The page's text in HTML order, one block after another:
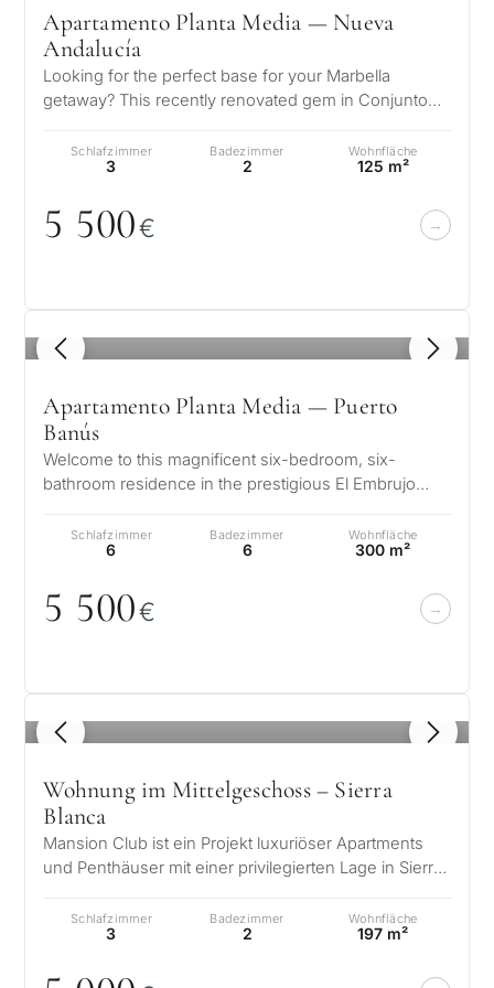
Apartamento Planta Media — Nueva
Andalucía
Looking for the perfect base for your Marbella
getaway? This recently renovated gem in Conjunto
Schlafzimmer
3
Badezimmer
2
Wohnfläche
125 m²
5 500€
1 / 8
Apartamento Planta Media — Puerto
Banús
Welcome to this magnificent six-bedroom, six-
bathroom residence in the prestigious El Embrujo
Schlafzimmer
6
Badezimmer
6
Wohnfläche
300 m²
5 500€
1 / 8
Wohnung im Mittelgeschoss – Sierra
Blanca
Mansion Club ist ein Projekt luxuriöser Apartments
und Penthäuser mit einer privilegierten Lage in Sierra
Schlafzimmer
3
Badezimmer
2
Wohnfläche
197 m²